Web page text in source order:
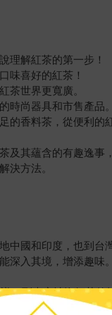
理解紅茶的第一步！
味喜好的紅茶！
茶世界更寬廣。
時尚器具和市售產品。
香料茶，從便利的
其蘊含的有趣逸事
決方法。
國和印度，也到
深入其境，增添趣味。
，到專家沖泡紅茶